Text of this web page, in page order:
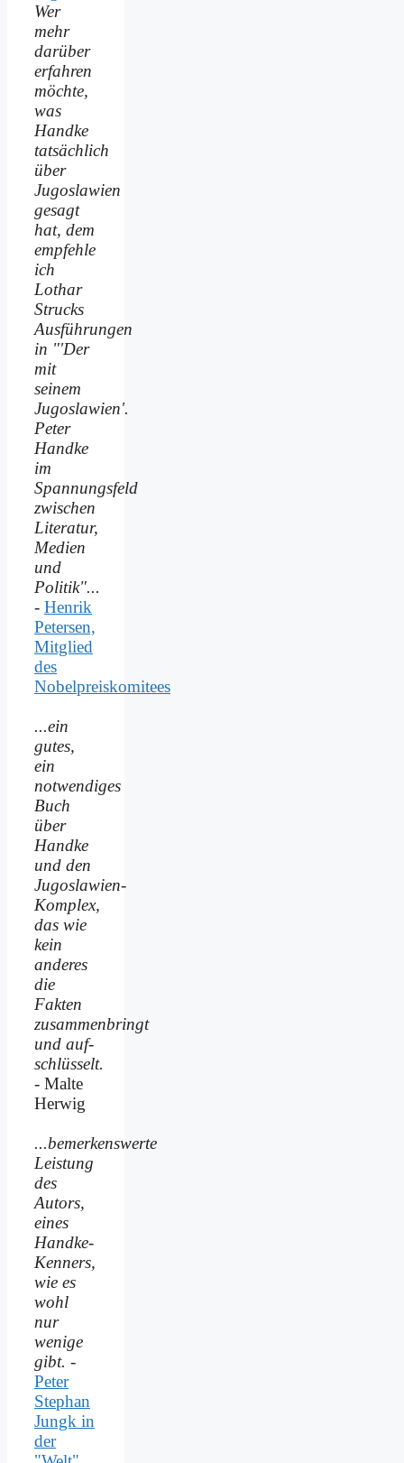
Wer
mehr
darüber
erfahren
möchte,
was
Handke
tatsächlich
über
Jugoslawien
gesagt
hat, dem
empfehle
ich
Lothar
Strucks
Ausführungen
in "'Der
mit
seinem
Jugoslawien'.
Peter
Handke
im
Spannungsfeld
zwischen
Literatur,
Medien
und
Politik"...
- Henrik
Petersen,
Mitglied
des
Nobelpreiskomitees
...ein
gutes,
ein
notwendiges
Buch
über
Handke
und den
Jugoslawien-
Komplex,
das wie
kein
anderes
die
Fakten
zusammenbringt
und auf­
schlüsselt.
- Malte
Herwig
...bemerkenswerte
Leistung
des
Autors,
eines
Handke-
Kenners,
wie es
wohl
nur
wenige
gibt. -
Peter
Stephan
Jungk in
der